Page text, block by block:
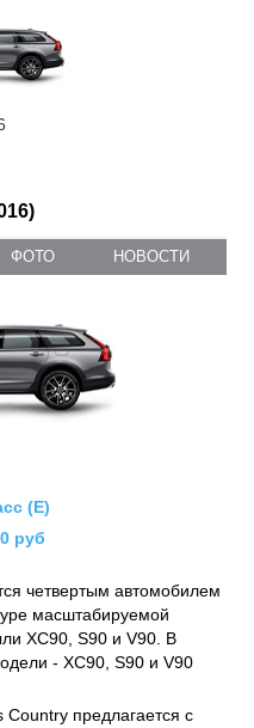
ФОТО НОВОСТИ
(E)
руб
четвертым автомобилем
масштабируемой
XC90, S90 и V90. В
- XC90, S90 и V90
предлагается с